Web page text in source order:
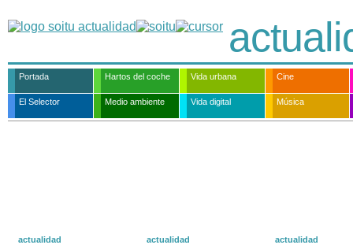
Portada Hartos del coche Vida urbana Cine
El Selector Medio ambiente Vida digital Música
actualidad
actualidad
actualidad